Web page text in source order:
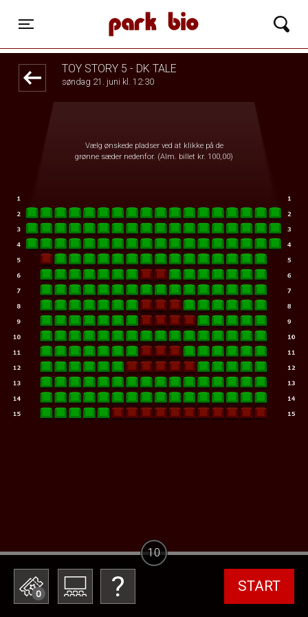
Toggle navigation
Park Bio
TOY STORY 5 - DK TALE
søndag 21. juni kl. 12:30
Vælg ønskede pladser ved at klikke på de
grønne sæder nedenfor. (Alm. billet kr. 100,00)
0 START
10
1step-front02 064439